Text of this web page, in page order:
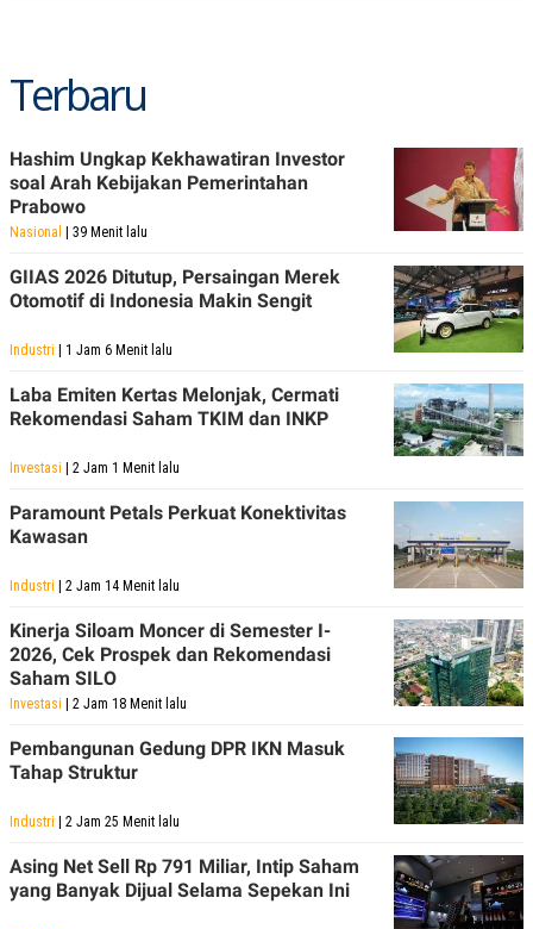
RT
I
N
G
K
G
E
D
I
.
D
SITEMAPPROFILETERM
USE
PEDOMAN
SIBER
POLICY
Terbaru
Hashim Ungkap Kekhawatiran Investor
soal Arah Kebijakan Pemerintahan
Prabowo
Nasional | 39 Menit lalu
GIIAS 2026 Ditutup, Persaingan Merek
Otomotif di Indonesia Makin Sengit
Industri | 1 Jam 6 Menit lalu
Laba Emiten Kertas Melonjak, Cermati
Rekomendasi Saham TKIM dan INKP
Investasi | 2 Jam 1 Menit lalu
Paramount Petals Perkuat Konektivitas
Kawasan
Industri | 2 Jam 14 Menit lalu
Kinerja Siloam Moncer di Semester I-
2026, Cek Prospek dan Rekomendasi
Saham SILO
Investasi | 2 Jam 18 Menit lalu
Pembangunan Gedung DPR IKN Masuk
Tahap Struktur
Industri | 2 Jam 25 Menit lalu
Asing Net Sell Rp 791 Miliar, Intip Saham
yang Banyak Dijual Selama Sepekan Ini